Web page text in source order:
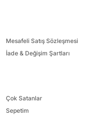
Çok Satanlar
Sepetim
Mesafeli Satış Sözleşmesi
İade & Değişim Şartları